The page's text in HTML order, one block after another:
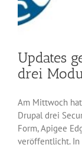
Updates
drei
Am Mittwoch
Drupal drei
Form, Apigee
veröffentlicht. In